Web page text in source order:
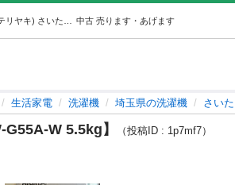
中古 売ります・あげます
生活家電 洗濯機 埼玉県の洗濯機 さい
G55A-W 5.5kg】
（投稿ID : 1p7mf7）